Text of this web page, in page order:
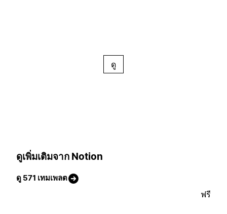
ดู
ดูเพิ่มเติมจาก Notion
ดู 571 เทมเพลต
ฟรี